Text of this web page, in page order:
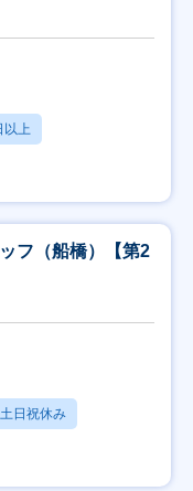
以上
フ（船橋）【第2
土日祝休み